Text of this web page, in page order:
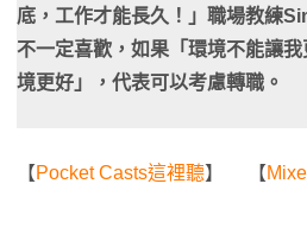
底，工作才能長久！」職場教練
不一定喜歡，如果「環境不能讓
境更好」，代表可以考慮轉職。
【Pocket Casts這裡聽】 【